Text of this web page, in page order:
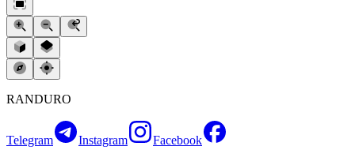
RANDURO
Telegram Instagram Facebook